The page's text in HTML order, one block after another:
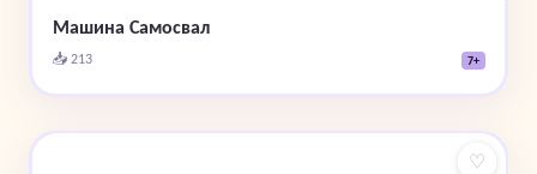
Машина Самосвал
📥 213 7+
♡